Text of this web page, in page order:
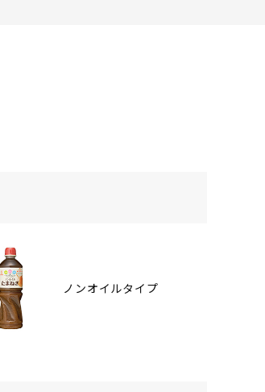
ノンオイルタイプ